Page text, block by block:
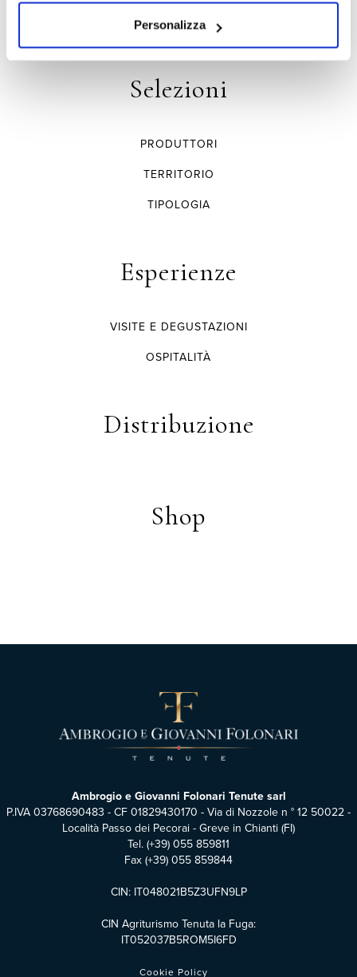
Personalizza
ANNATE STORICHE
Selezioni
PRODUTTORI
TERRITORIO
TIPOLOGIA
Esperienze
VISITE E DEGUSTAZIONI
OSPITALITÀ
Distribuzione
Shop
Cookie Policy
Ambrogio e Giovanni Folonari Tenute sarl
P.IVA 03768690483 - CF 01829430170 - Via di Nozzole n ° 12 50022 -
Località Passo dei Pecorai - Greve in Chianti (FI)
Tel.(+39) 055 859811
Fax (+39) 055 859844
CIN: IT048021B5Z3UFN9LP
CIN Agriturismo Tenuta la Fuga:
IT052037B5ROM5I6FD